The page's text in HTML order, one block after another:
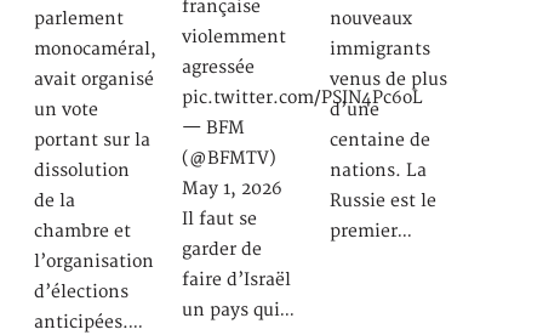
parlement
monocaméral,
avait organisé
un vote
portant sur la
dissolution
de la
chambre et
l’organisation
d’élections
anticipées.…
française
violemment
agressée
pic.twitter.com/PSIN4Pc6oL
— BFM
(@BFMTV)
May 1, 2026
Il faut se
garder de
faire d’Israël
un pays qui…
nouveaux
immigrants
venus de plus
d’une
centaine de
nations. La
Russie est le
premier…